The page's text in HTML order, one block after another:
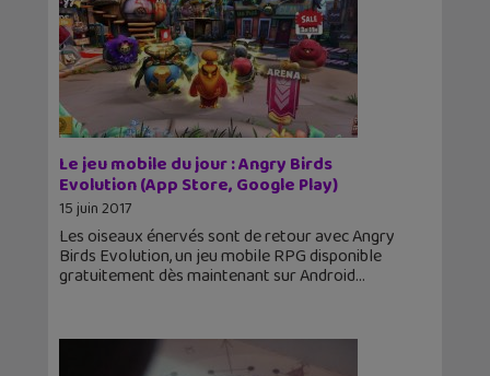
Le jeu mobile du jour : Angry Birds
Evolution (App Store, Google Play)
15 juin 2017
Les oiseaux énervés sont de retour avec Angry
Birds Evolution, un jeu mobile RPG disponible
gratuitement dès maintenant sur Android